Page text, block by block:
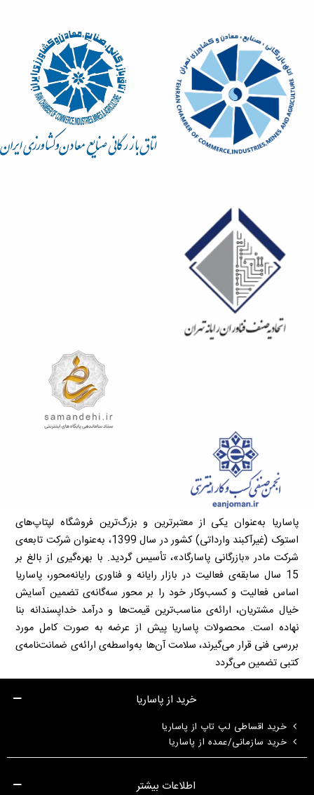
پاساریا به‌عنوان یکی از معتبرترین و بزرگ‌ترین فروشگاه لپتاپ‌های
استوک (غیرآکبند وارداتی) کشور در سال 1399، به‌عنوان شرکت تابعه‌ی
شرکت مادر «بازرگانی پاسارگاد»، تأسیس گردید. با بهره‌گیری از بالغ بر
15 سال سابقه‌ی فعالیت در بازار رایانه و فناوری رایانه‌محور، پاساریا
اساس فعالیت و کسب‌وکار خود را بر محور سه‌گانه‌ی تضمین آسایش
خیال مشتریان، ارائه‌ی مناسب‌ترین قیمت‌ها و درآمد خداپسندانه بنا
نهاده است. محصولات پاساریا پیش از عرضه به صورت کامل مورد
بررسی فنی قرار می‌گیرند، سلامت آن‌ها به‌واسطه‌ی ارائه‌ی ضمانت‌نامه‌ی
کتبی تضمین می‌گردد
خرید از پاساریا
خرید اقساطی لپ تاپ از پاساریا
خرید سازمانی/عمده از پاساریا
اطلاعات بیشتر